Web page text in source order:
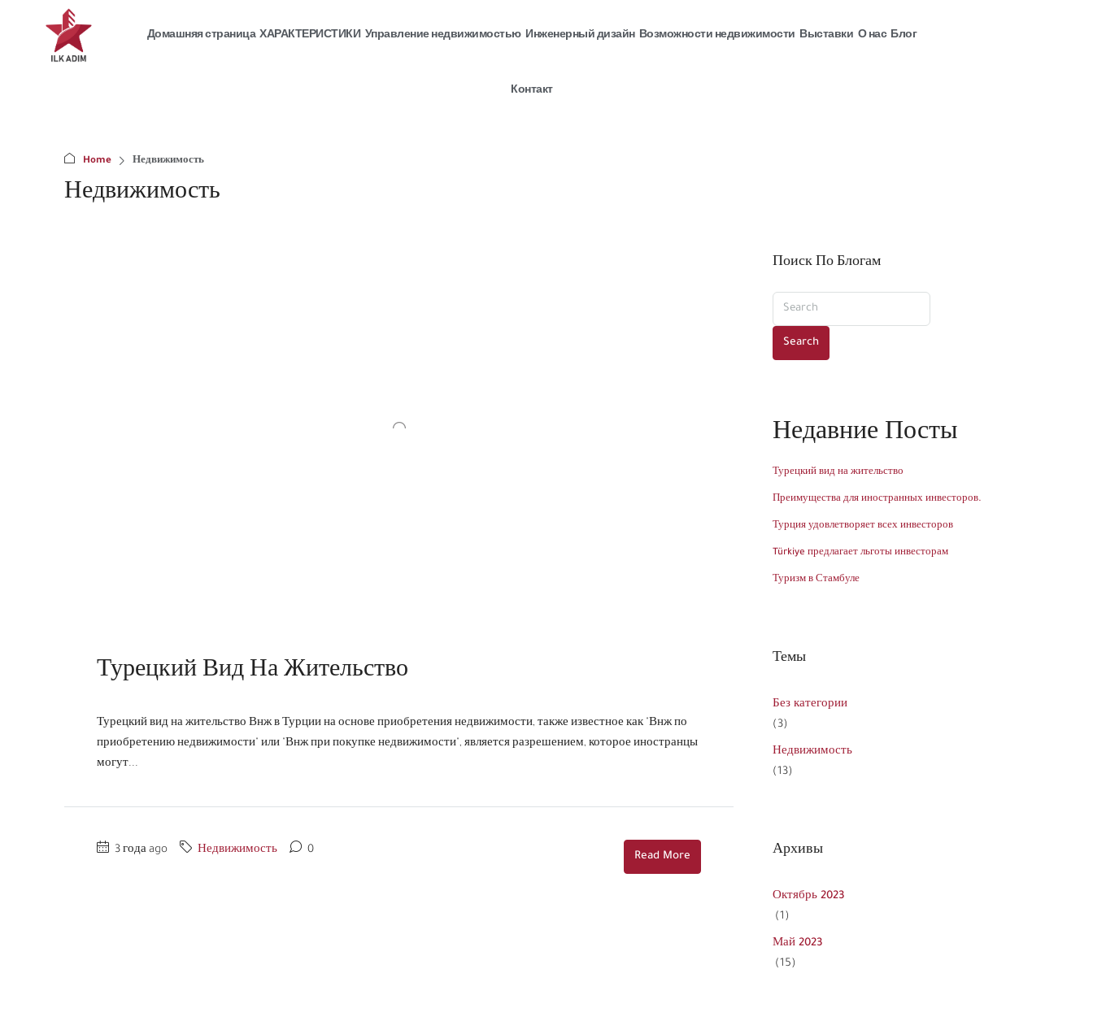
Домашняя страница ХАРАКТЕРИСТИКИ Управление недвижимостью Инженерный дизайн Возможности недвижимости Выставки О нас Блог
Контакт
Home Недвижимость
Недвижимость
Турецкий Вид На Жительство
Турецкий вид на жительство Внж в Турции на основе приобретения недвижимости, также известное как "Внж по
приобретению недвижимости" или "Внж при покупке недвижимости", является разрешением, которое иностранцы
могут...
3 года ago Недвижимость 0
Read More
Поиск По Блогам
Search
Недавние Посты
Турецкий вид на жительство
Преимущества для иностранных инвесторов.
Турция удовлетворяет всех инвесторов
Türkiye предлагает льготы инвесторам
Туризм в Стамбуле
Темы
Без категории
(3)
Недвижимость
(13)
Архивы
Октябрь 2023
(1)
Май 2023
(15)